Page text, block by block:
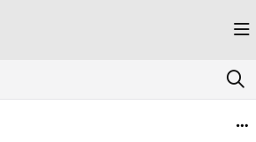
index at: https://kandji.document360.io/